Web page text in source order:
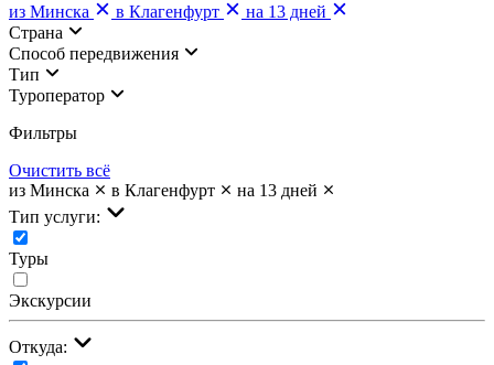
из Минска
в Клагенфурт
на 13 дней
Страна
Cпособ передвижения
Тип
Туроператор
Фильтры
Очистить всё
из Минска
в Клагенфурт
на 13 дней
Тип услуги:
Туры
Экскурсии
Откуда: